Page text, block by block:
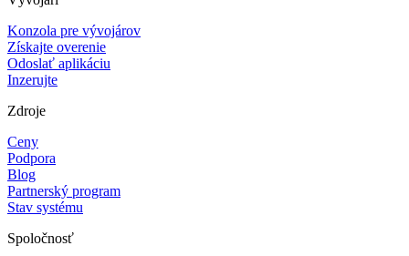
Konzola pre vývojárov
Získajte overenie
Odoslať aplikáciu
Inzerujte
Zdroje
Ceny
Podpora
Blog
Partnerský program
Stav systému
Spoločnosť